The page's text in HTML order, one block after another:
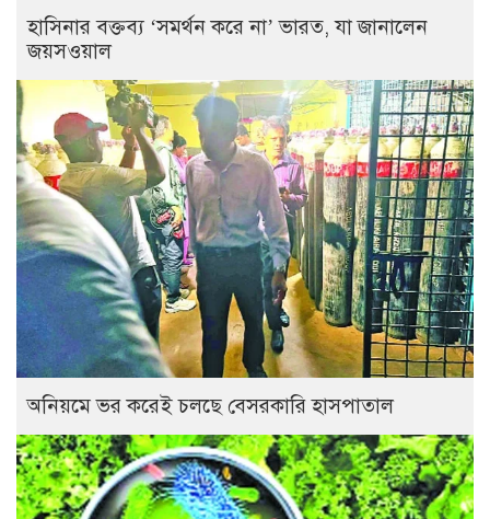
হাসিনার বক্তব্য ‘সমর্থন করে না’ ভারত, যা জানালেন
জয়সওয়াল
অনিয়মে ভর করেই চলছে বেসরকারি হাসপাতাল